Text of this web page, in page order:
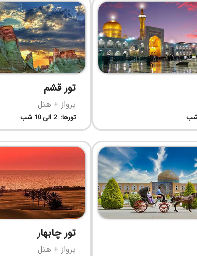
تور قشم
پرواز + هتل
تورها: 2 الی 10 شب
تور چابهار
پرواز + هتل